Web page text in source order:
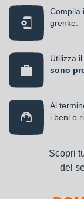
Compila
grenke.
Utilizza
sono
Al
i beni o
Scopri
del